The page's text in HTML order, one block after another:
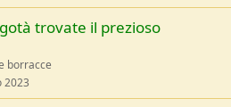
trovate il prezioso
borracce
2023